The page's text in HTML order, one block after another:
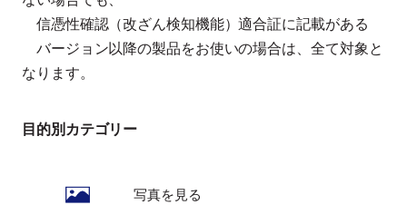
目的別カテゴリー
写真を見る
信憑性確認（改ざん検知機能）適合証に記載がある
バージョン以降の製品をお使いの場合は、全て対象と
なります。